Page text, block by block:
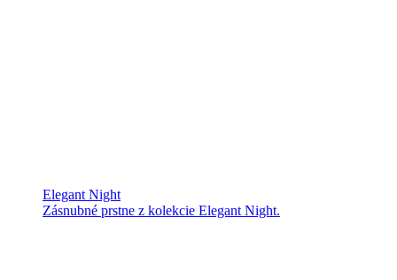
Elegant Night
Zásnubné prstne z kolekcie Elegant Night.